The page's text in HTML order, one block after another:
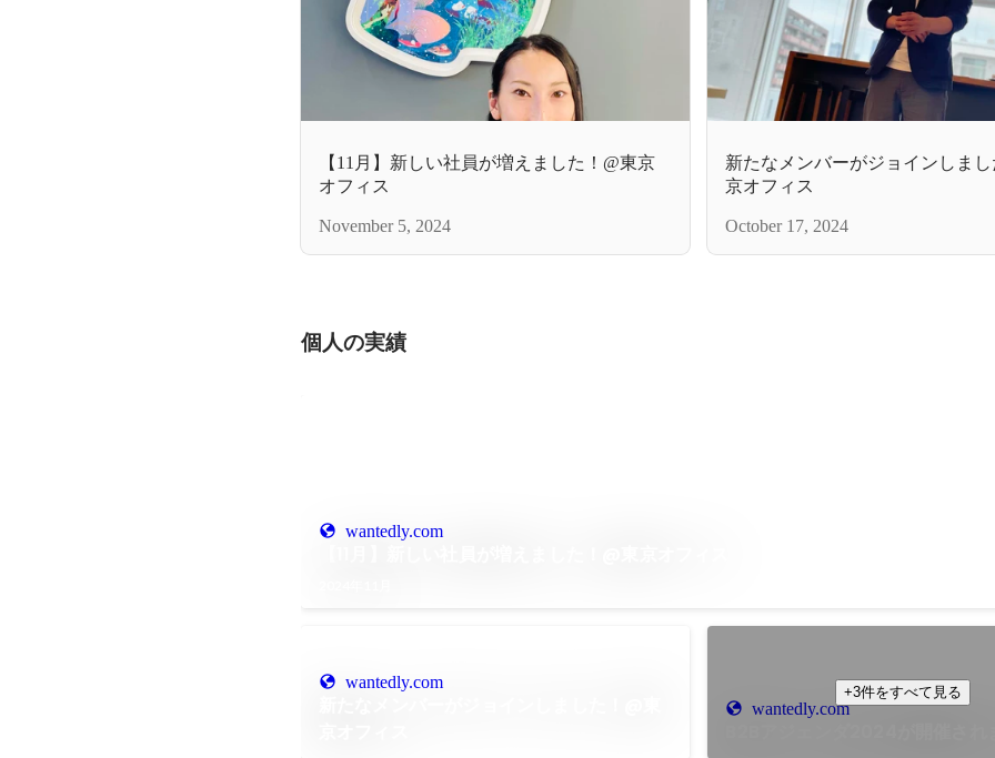
【11月】新しい社員が増えました！@東京
オフィス
November 5, 2024
新たなメンバーがジョインしま
京オフィス
October 17, 2024
個人の実績
wantedly.com
wantedly.com
wantedly.com
+3件をすべて見る